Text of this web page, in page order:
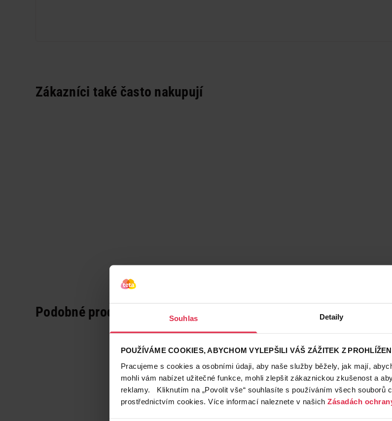
Souhlas Detaily
POUŽÍVÁME COOKIES, ABYCHOM VYLEPŠILI VÁŠ ZÁŽITEK Z
Pracujeme s cookies a osobními údaji, aby naše služby běžely, jak mají,
mohli vám nabízet užitečné funkce, mohli zlepšit zákaznickou zkušenost a
reklamy. Kliknutím na „Povolit vše“ souhlasíte s používáním všech souborů
prostřednictvím cookies. Více informací naleznete v našich Zásadách
Zákazníci také často nakupují
Podobné produkty